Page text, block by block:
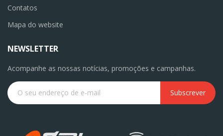
Contatos
Mapa do website
NEWSLETTER
Acompanhe as nossas notícias, promoções e campanhas.
Subscrever